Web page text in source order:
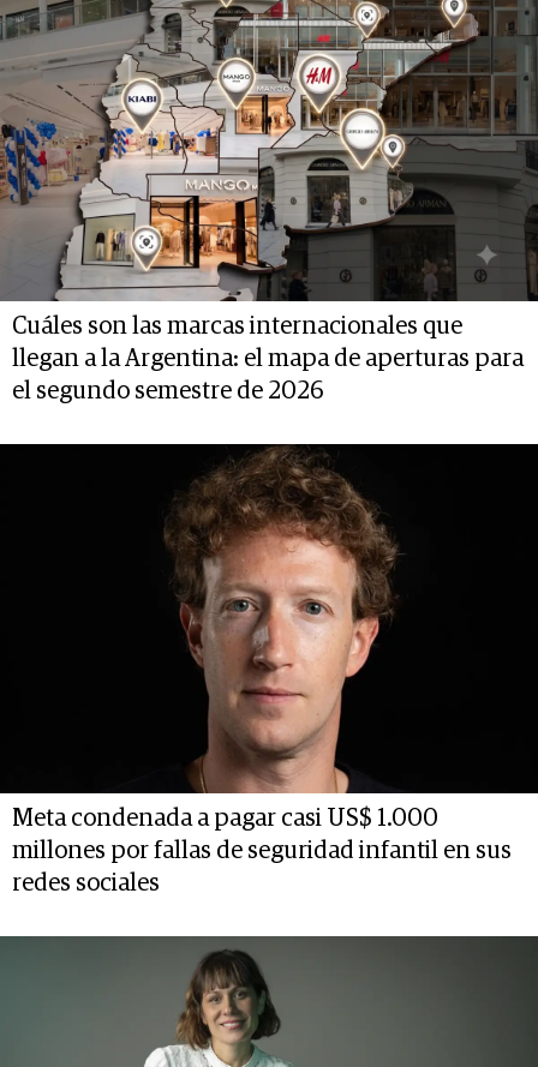
Cuáles son las marcas internacionales que
llegan a la Argentina: el mapa de aperturas para
el segundo semestre de 2026
Meta condenada a pagar casi US$ 1.000
millones por fallas de seguridad infantil en sus
redes sociales